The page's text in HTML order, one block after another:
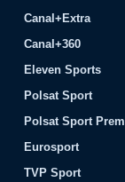
Canal+Extra
Canal+360
Eleven Sports
Polsat Sport
Polsat Sport
Eurosport
TVP Sport